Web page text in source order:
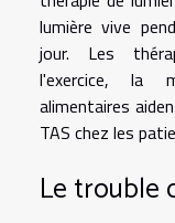
lumière vive
jour. Les
l'exercice, la
alimentaires
TAS chez les
Le trouble